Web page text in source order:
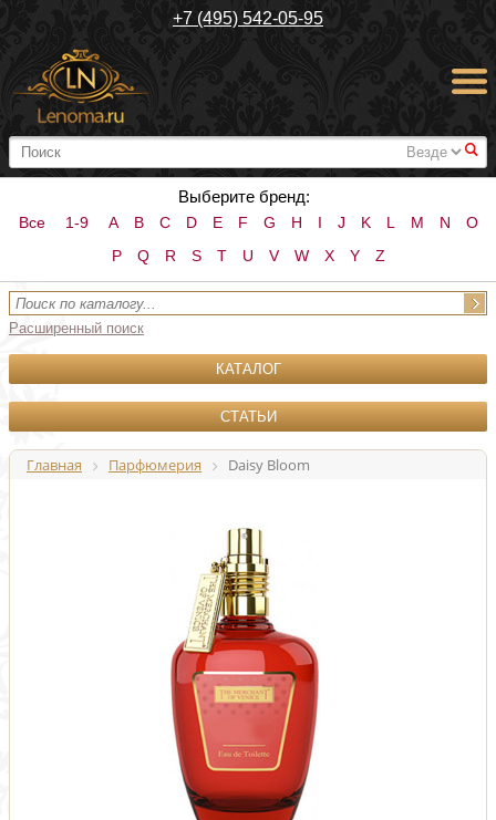
+7 (495) 542-05-95
#
Выберите бренд:
Все 1-9 A B C D E F G H I J K L M N
O
P
Q R S T U V W X Y Z
Расширенный поиск
КАТАЛОГ
СТАТЬИ
Главная Парфюмерия Daisy Bloom